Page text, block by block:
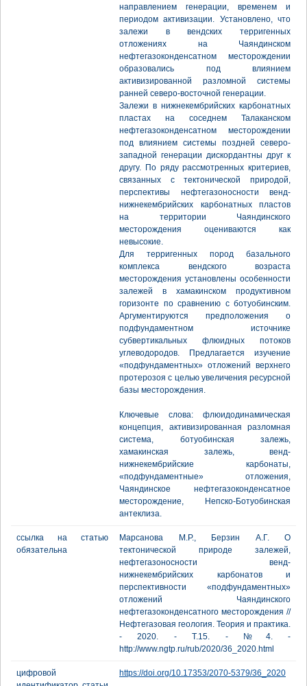
направлением генерации, временем и
периодом активизации. Установлено, что
залежи в вендских терригенных
отложениях на Чаяндинском
нефтегазоконденсатном месторождении
образовались под влиянием
активизированной разломной системы
ранней северо-восточной генерации.
Залежи в нижнекембрийских карбонатных
пластах на соседнем Талаканском
нефтегазоконденсатном месторождении
под влиянием системы поздней северо-
западной генерации дискордантны друг к
другу. По ряду рассмотренных критериев,
связанных с тектонической природой,
перспективы нефтегазоносности венд-
нижнекембрийских карбонатных пластов
на территории Чаяндинского
месторождения оцениваются как
невысокие.
Для терригенных пород базального
комплекса вендского возраста
месторождения установлены особенности
залежей в хамакинском продуктивном
горизонте по сравнению с ботуобинским.
Аргументируются предположения о
подфундаментном источнике
субвертикальных флюидных потоков
углеводородов. Предлагается изучение
«подфундаментных» отложений верхнего
протерозоя с целью увеличения ресурсной
базы месторождения.
Ключевые слова: флюидодинамическая
концепция, активизированная разломная
система, ботуобинская залежь,
хамакинская залежь, венд-
нижнекембрийские карбонаты,
«подфундаментные» отложения,
Чаяндинское нефтегазоконденсатное
месторождение, Непско-Ботуобинская
антеклиза.
ссылка на статью
обязательна
Марсанова М.Р., Берзин А.Г. О
тектонической природе залежей,
нефтегазоносности венд-
нижнекембрийских карбонатов и
перспективности «подфундаментных»
отложений Чаяндинского
нефтегазоконденсатного месторождения //
Нефтегазовая геология. Теория и практика.
- 2020. - Т.15. - №4. -
http://www.ngtp.ru/rub/2020/36_2020.html
цифровой
https://doi.org/10.17353/2070-5379/36_2020